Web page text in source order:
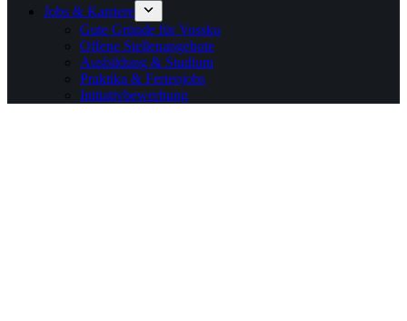
Jobs & Karriere
Gute Gründe für Vossko
Offene Stellenangebote
Ausbildung & Studium
Praktika & Ferienjobs
Initiativbewerbung